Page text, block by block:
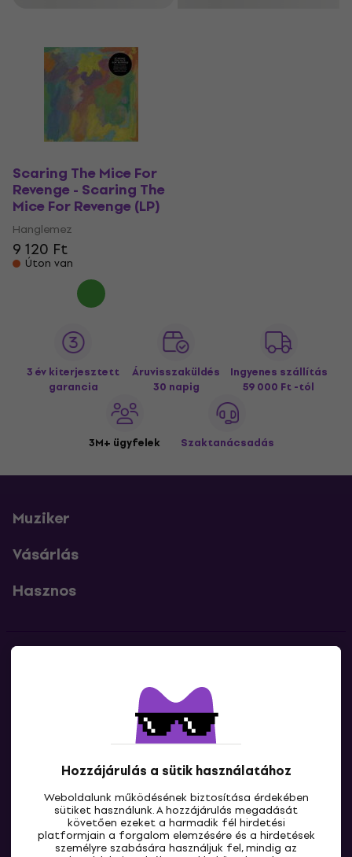
Hozzájárulás a sütik használatához
Weboldalunk működésének biztosítása érdekében
sütiket használunk. A hozzájárulás megadását
követően ezeket a harmadik fél hirdetési
platformjain a forgalom elemzésére és a hirdetések
személyre szabására használjuk fel, mindig az
Scaring The Mice For
Revenge - Scaring The
Mice For Revenge (LP)
Hanglemez
9 120 Ft
Úton van
3 év kiterjesztett
garancia
Áruvisszaküldés
30 napig
Ingyenes szállítás
59 000 Ft -tól
3M+ ügyfelek Szaktanácsadás
Muziker
Vásárlás
Hasznos
Lépj kapcsolatba velünk